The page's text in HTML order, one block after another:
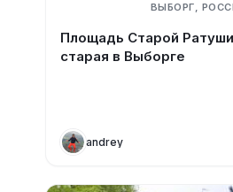
ВЫБОРГ,
Площадь Старой
старая в Выборге
andrey